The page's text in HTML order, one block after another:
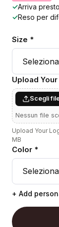
✓Arriva
✓Reso per
Size *
Upload
Scegli
Nessun file
Upload Your
MB
Color *
+ Add